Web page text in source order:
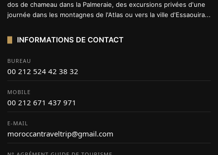
dos de chameau dans la Palmeraie, des excursions privées d'une
journée dans les montagnes de l'Atlas ou vers la ville d'Essaouira...
INFORMATIONS DE CONTACT
BUREAU
00 212 524 42 38 32
MOBILE
00 212 671 437 971
E-MAIL
moroccantraveltrip@gmail.com